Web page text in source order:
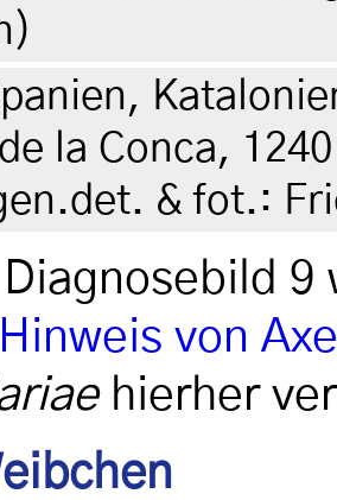
la Conca,
& fot.:
9
[Hinweis von
hierher